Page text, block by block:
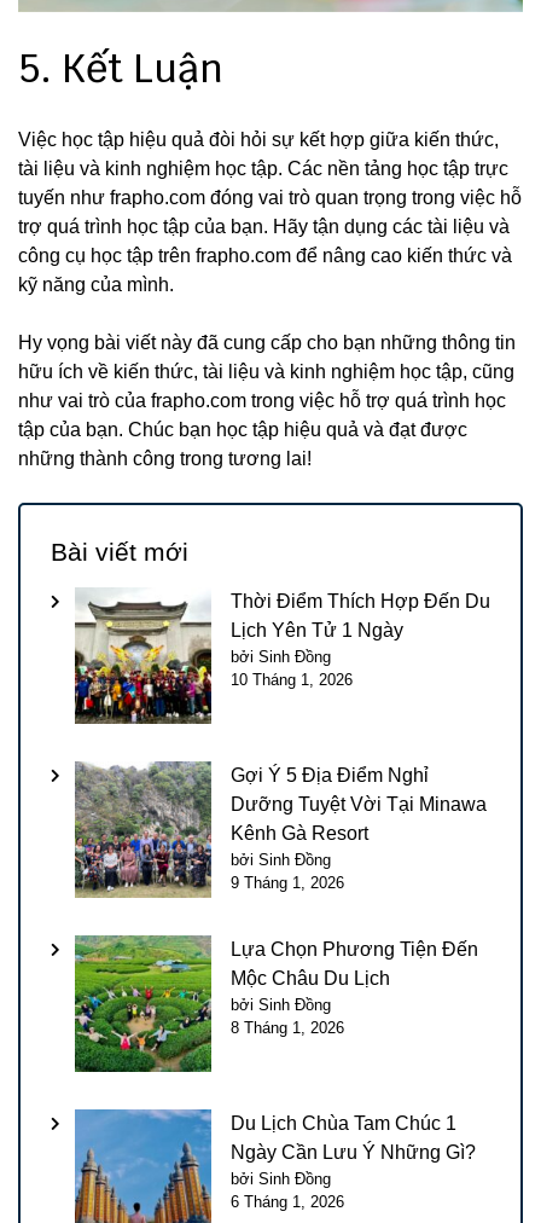
5. Kết Luận
Việc học tập hiệu quả đòi hỏi sự kết hợp giữa kiến thức,
tài liệu và kinh nghiệm học tập. Các nền tảng học tập trực
tuyến như frapho.com đóng vai trò quan trọng trong việc hỗ
trợ quá trình học tập của bạn. Hãy tận dụng các tài liệu và
công cụ học tập trên frapho.com để nâng cao kiến thức và
kỹ năng của mình.
Hy vọng bài viết này đã cung cấp cho bạn những thông tin
hữu ích về kiến thức, tài liệu và kinh nghiệm học tập, cũng
như vai trò của frapho.com trong việc hỗ trợ quá trình học
tập của bạn. Chúc bạn học tập hiệu quả và đạt được
những thành công trong tương lai!
Bài viết mới
Thời Điểm Thích Hợp Đến Du
Lịch Yên Tử 1 Ngày
bởi Sinh Đồng
10 Tháng 1, 2026
Gợi Ý 5 Địa Điểm Nghỉ
Dưỡng Tuyệt Vời Tại Minawa
Kênh Gà Resort
bởi Sinh Đồng
9 Tháng 1, 2026
Lựa Chọn Phương Tiện Đến
Mộc Châu Du Lịch
bởi Sinh Đồng
8 Tháng 1, 2026
Du Lịch Chùa Tam Chúc 1
Ngày Cần Lưu Ý Những Gì?
bởi Sinh Đồng
6 Tháng 1, 2026